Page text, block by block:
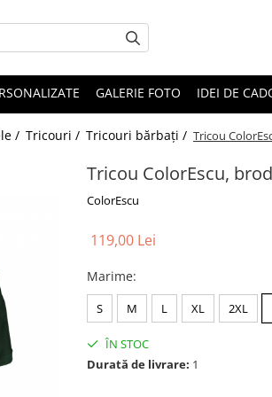
GALERIE FOTO IDEI DE
/ Tricouri / Tricouri bărbați / Tricou
Tricou ColorEscu,
ColorEscu
119,00 Lei
Marime:
S M L XL 2XL
ÎN STOC
Durată de livrare: 1